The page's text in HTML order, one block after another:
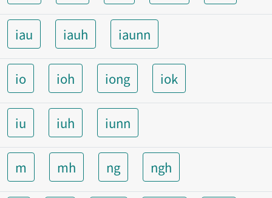
iau iauh iaunn
io ioh iong iok
iu iuh iunn
m mh ng ngh